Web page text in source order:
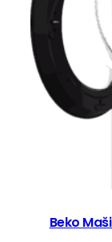
Beko